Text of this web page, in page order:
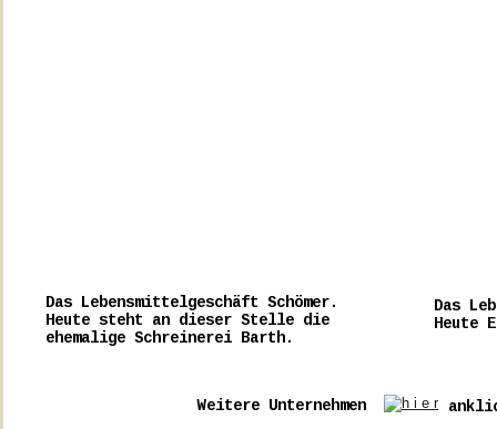
Das Lebensmittelgeschäft Schömer.
Heute steht an dieser Stelle die
ehemalige Schreinerei Barth.
Das
Heute
Weitere Unternehmen